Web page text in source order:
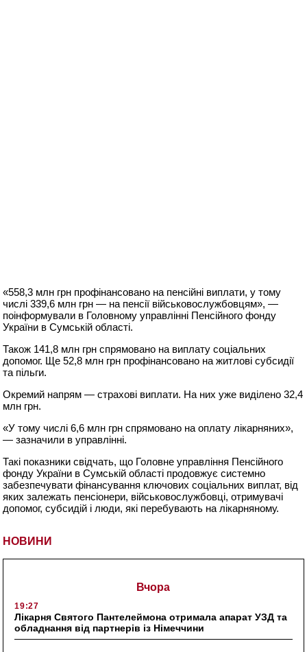
НОВИНИ
Вчора
19:27
Лікарня Святого Пантелеймона отримала апарат УЗД та
обладнання від партнерів із Німеччини
«558,3 млн грн профінансовано на пенсійні виплати, у тому
числі 339,6 млн грн — на пенсії військовослужбовцям», —
поінформували в Головному управлінні Пенсійного фонду
України в Сумській області.
Також 141,8 млн грн спрямовано на виплату соціальних
допомог. Ще 52,8 млн грн профінансовано на житлові субсидії
та пільги.
Окремий напрям — страхові виплати. На них уже виділено 32,4
млн грн.
«У тому числі 6,6 млн грн спрямовано на оплату лікарняних»,
— зазначили в управлінні.
Такі показники свідчать, що Головне управління Пенсійного
фонду України в Сумській області продовжує системно
забезпечувати фінансування ключових соціальних виплат, від
яких залежать пенсіонери, військовослужбовці, отримувачі
допомог, субсидій і люди, які перебувають на лікарняному.